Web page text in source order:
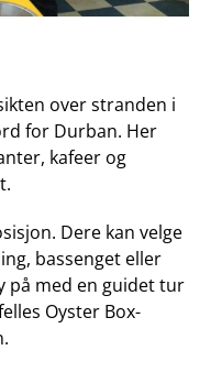
over stranden i
for Durban. Her
kafeer og
Dere kan velge
bassenget eller
på med en guidet tur
Oyster Box-